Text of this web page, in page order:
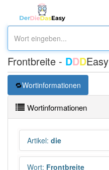
Frontbreite - DDDEasy
Wortinformationen
Wortinformationen
Artikel: die
Wort: Frontbreite